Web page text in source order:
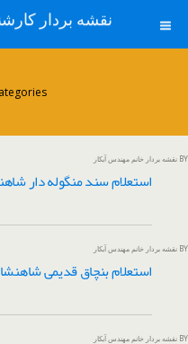
نقشه بردار
›
BY نقشه بردار خانم مهندس آبکار
استعلام سند منگوله دار
BY نقشه بردار خانم مهندس آبکار
استعلام بنچاق قدیمی
BY نقشه بردار خانم مهندس آبکار